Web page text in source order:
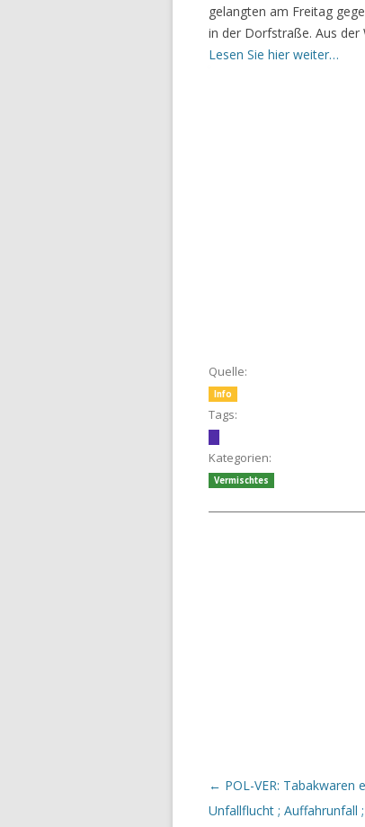
gelangten am Freitag
in der Dorfstraße. Aus
Lesen Sie hier weiter…
Quelle:
Info
Tags:
Kategorien:
Vermischtes
Beitrags-Navigation
← POL-VER: Tabakwaren
Unfallflucht ; Auffahrunfall